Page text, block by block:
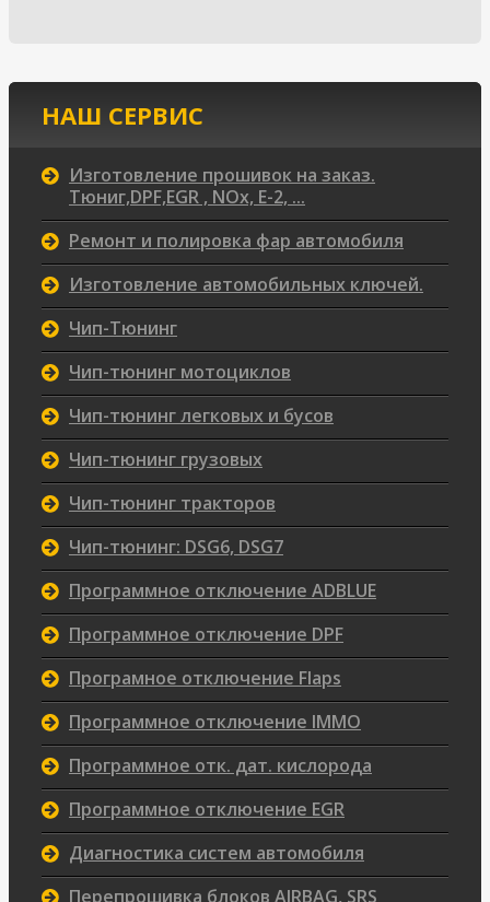
НАШ СЕРВИС
Изготовление прошивок на заказ.
Тюниг,DPF,EGR , NOx, Е-2, ...
Ремонт и полировка фар автомобиля
Изготовление автомобильных ключей.
Чип-Тюнинг
Чип-тюнинг мотоциклов
Чип-тюнинг легковых и бусов
Чип-тюнинг грузовых
Чип-тюнинг тракторов
Чип-тюнинг: DSG6, DSG7
Программное отключение ADBLUE
Программное отключение DPF
Програмное отключение Flaps
Программное отключение IMMO
Программное отк. дат. кислорода
Программное отключение EGR
Диагностика систем автомобиля
Перепрошивка блоков AIRBAG, SRS